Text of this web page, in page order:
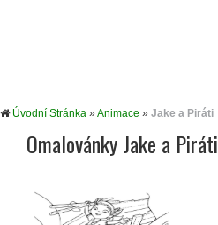
Úvodní Stránka »Animace » Jake a Piráti
Omalovánky Jake a Piráti